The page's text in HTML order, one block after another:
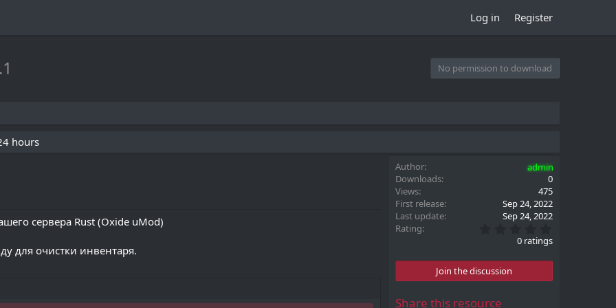
Log in Register
No permission to download
hours
сервера Rust (Oxide uMod)
для очистки инвентаря.
Author
admin
Downloads
0
Views
475
First release
Sep 24, 2022
Last update
Sep 24, 2022
Rating
.
0
t
0 ratings
Join the discussion
Share this resource